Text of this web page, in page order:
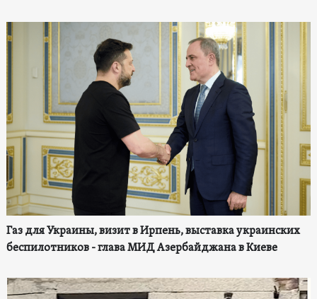
Газ для Украины, визит в Ирпень, выставка украинских
беспилотников - глава МИД Азербайджана в Киеве